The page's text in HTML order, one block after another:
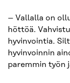
– Vallalla on
höttöä.
hyvinvointia.
hyvinvoinnin
paremmin työn